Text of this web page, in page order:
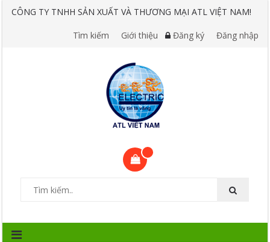
CÔNG TY TNHH SẢN XUẤT VÀ THƯƠNG MẠI ATL VIỆT NAM!
Tìm kiếm Giới thiệu Đăng ký Đăng nhập